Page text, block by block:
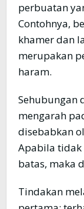
perbuatan
Contohnya,
khamer dan
merupakan
haram.
Sehubungan
mengarah
disebabkan
Apabila
batas, maka
Tindakan